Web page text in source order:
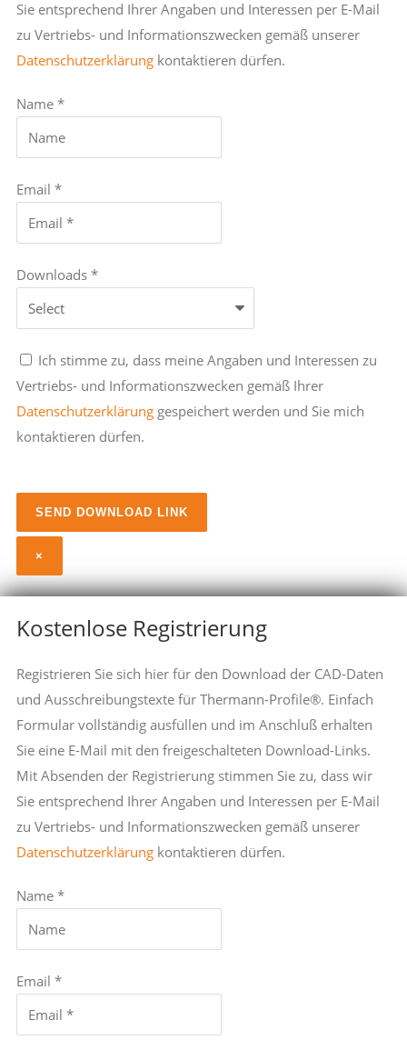
Sie entsprechend Ihrer Angaben und Interessen per E-Mail
zu Vertriebs- und Informationszwecken gemäß unserer
Datenschutzerklärung kontaktieren dürfen.
Name *
Email *
Downloads *
Ich stimme zu, dass meine Angaben und Interessen zu
Vertriebs- und Informationszwecken gemäß Ihrer
Datenschutzerklärung gespeichert werden und Sie mich
kontaktieren dürfen.
×
Kostenlose Registrierung
Registrieren Sie sich hier für den Download der CAD-Daten
und Ausschreibungstexte für Thermann-Profile®. Einfach
Formular vollständig ausfüllen und im Anschluß erhalten
Sie eine E-Mail mit den freigeschalteten Download-Links.
Mit Absenden der Registrierung stimmen Sie zu, dass wir
Sie entsprechend Ihrer Angaben und Interessen per E-Mail
zu Vertriebs- und Informationszwecken gemäß unserer
Datenschutzerklärung kontaktieren dürfen.
Name *
Email *